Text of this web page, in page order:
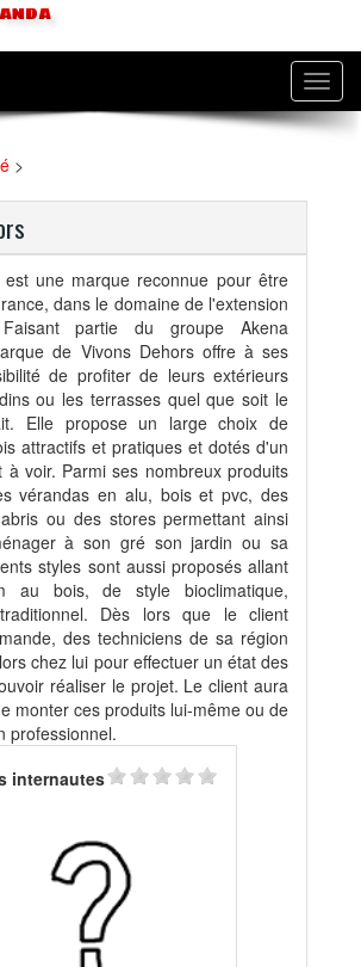
>
est une marque reconnue pour être
dans le domaine de l'extension
partie du groupe Akena
de Vivons Dehors offre à ses
de profiter de leurs extérieurs
ou les terrasses quel que soit le
Elle propose un large choix de
attractifs et pratiques et dotés d'un
à voir. Parmi ses nombreux produits
vérandas en alu, bois et pvc, des
ou des stores permettant ainsi
à son gré son jardin ou sa
styles sont aussi proposés allant
au bois, de style bioclimatique,
Dès lors que le client
des techniciens de sa région
chez lui pour effectuer un état des
réaliser le projet. Le client aura
monter ces produits lui-même ou de
professionnel.
internautes